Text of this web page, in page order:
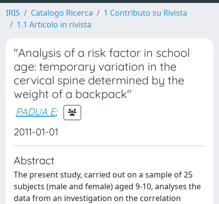
IRIS Catalogo Ricerca
1 Contributo su Rivista
1.1 Articolo in rivista
"Analysis of a risk factor in school
age: temporary variation in the
cervical spine determined by the
weight of a backpack"
PADUA E;
2011-01-01
Abstract
The present study, carried out on a sample of 25
subjects (male and female) aged 9-10, analyses the
data from an investigation on the correlation